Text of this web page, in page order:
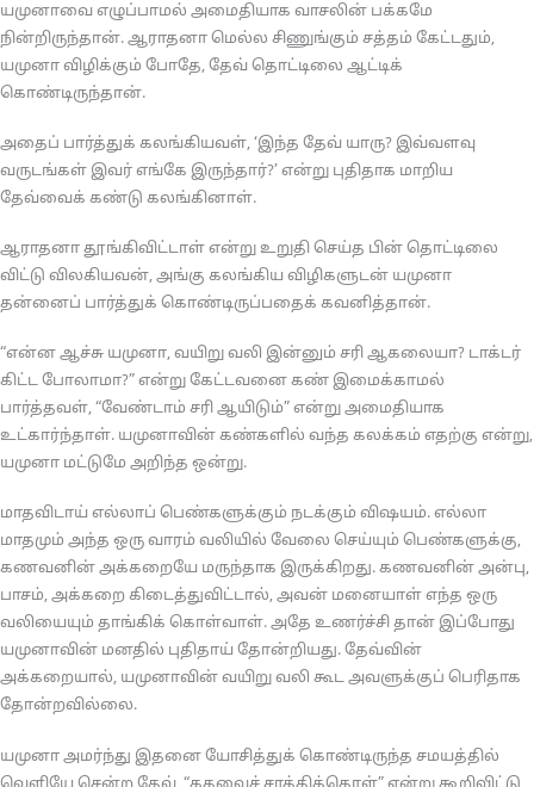
யமுனாவை எழுப்பாமல் அமைதியாக வாசலின் பக்கமே
நின்றிருந்தான். ஆராதனா மெல்ல சிணுங்கும் சத்தம் கேட்டதும்,
யமுனா விழிக்கும் போதே, தேவ் தொட்டிலை ஆட்டிக்
கொண்டிருந்தான்.
அதைப் பார்த்துக் கலங்கியவள், ‘இந்த தேவ் யாரு? இவ்வளவு
வருடங்கள் இவர் எங்கே இருந்தார்?’ என்று புதிதாக மாறிய
தேவ்வைக் கண்டு கலங்கினாள்.
ஆராதனா தூங்கிவிட்டாள் என்று உறுதி செய்த பின் தொட்டிலை
விட்டு விலகியவன், அங்கு கலங்கிய விழிகளுடன் யமுனா
தன்னைப் பார்த்துக் கொண்டிருப்பதைக் கவனித்தான்.
“என்ன ஆச்சு யமுனா, வயிறு வலி இன்னும் சரி ஆகலையா? டாக்டர்
கிட்ட போலாமா?” என்று கேட்டவனை கண் இமைக்காமல்
பார்த்தவள், “வேண்டாம் சரி ஆயிடும்” என்று அமைதியாக
உட்கார்ந்தாள். யமுனாவின் கண்களில் வந்த கலக்கம் எதற்கு என்று,
யமுனா மட்டுமே அறிந்த ஒன்று.
மாதவிடாய் எல்லாப் பெண்களுக்கும் நடக்கும் விஷயம். எல்லா
மாதமும் அந்த ஒரு வாரம் வலியில் வேலை செய்யும் பெண்களுக்கு,
கணவனின் அக்கறையே மருந்தாக இருக்கிறது. கணவனின் அன்பு,
பாசம், அக்கறை கிடைத்துவிட்டால், அவன் மனையாள் எந்த ஒரு
வலியையும் தாங்கிக் கொள்வாள். அதே உணர்ச்சி தான் இப்போது
யமுனாவின் மனதில் புதிதாய் தோன்றியது. தேவ்வின்
அக்கறையால், யமுனாவின் வயிறு வலி கூட அவளுக்குப் பெரிதாக
தோன்றவில்லை.
யமுனா அமர்ந்து இதனை யோசித்துக் கொண்டிருந்த சமயத்தில்